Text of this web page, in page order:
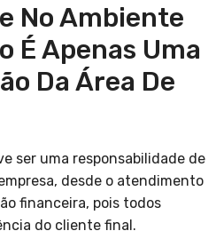
No Ambiente
É Apenas Uma
Da Área De
ser uma responsabilidade de
desde o atendimento
financeira, pois todos
do cliente final.